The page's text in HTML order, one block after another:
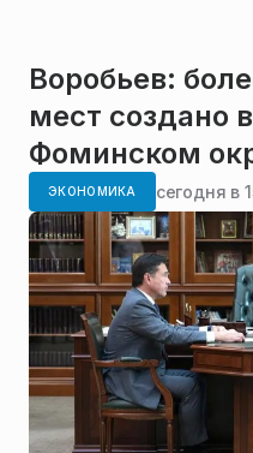
Воробьев:
мест создано
Фоминском
ЭКОНОМИКА сегодня в